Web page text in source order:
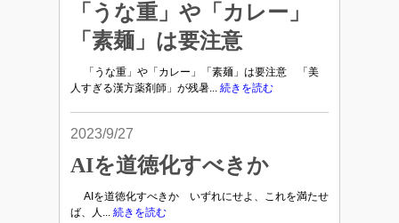
「うな重」や「カレー」
「素麺」は要注意
「うな重」や「カレー」「素麺」は要注意 「美
人すぎる漢方薬剤師」が残暑... 続きを読む
2023/9/27
AIを道徳化すべきか
AIを道徳化すべきか いずれにせよ、これを満たせ
ば、人... 続きを読む